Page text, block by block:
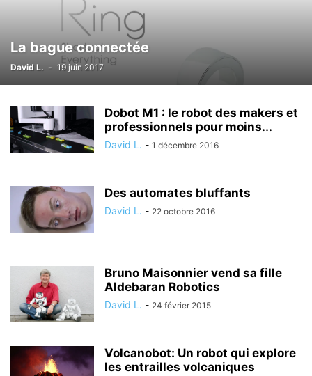
La bague connectée
David L. - 19 juin 2017
Dobot M1 : le robot des makers et
professionnels pour moins...
David L. - 1 décembre 2016
Des automates bluffants
David L. - 22 octobre 2016
Bruno Maisonnier vend sa fille
Aldebaran Robotics
David L. - 24 février 2015
Volcanobot: Un robot qui explore
les entrailles volcaniques